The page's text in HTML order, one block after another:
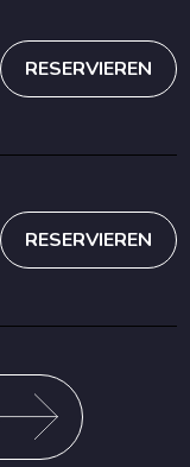
RESERVIEREN
RESERVIEREN